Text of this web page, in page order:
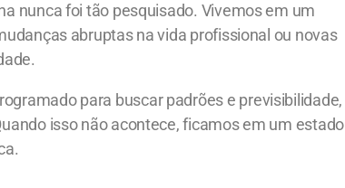
nunca foi tão pesquisado. Vivemos em um
abruptas na vida profissional ou novas
para buscar padrões e previsibilidade,
isso não acontece, ficamos em um estado